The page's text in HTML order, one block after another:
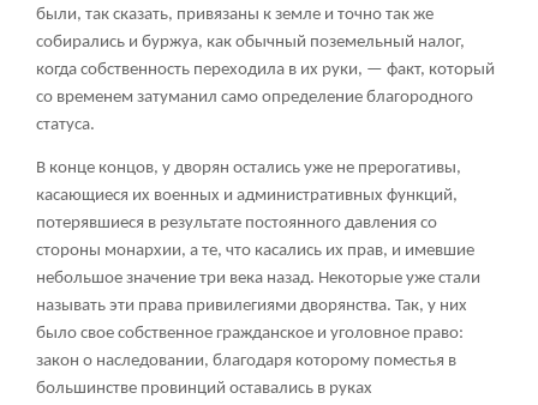
были, так сказать, привязаны к земле и точно так же
собирались и буржуа, как обычный поземельный налог,
когда собственность переходила в их руки, — факт, который
со временем затуманил само определение благородного
статуса.
В конце концов, у дворян остались уже не прерогативы,
касающиеся их военных и административных функций,
потерявшиеся в результате постоянного давления со
стороны монархии, а те, что касались их прав, и имевшие
небольшое значение три века назад. Некоторые уже стали
называть эти права привилегиями дворянства. Так, у них
было свое собственное гражданское и уголовное право:
закон о наследовании, благодаря которому поместья в
большинстве провинций оставались в руках